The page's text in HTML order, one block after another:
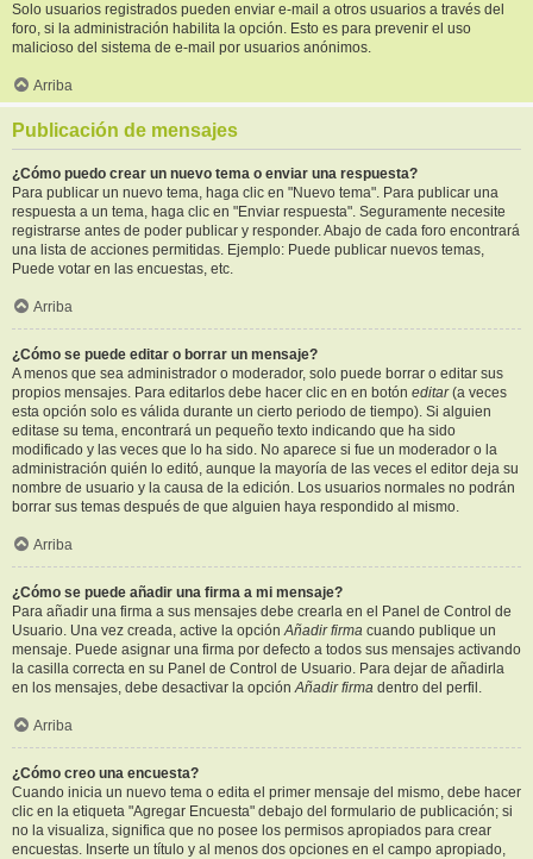
Solo usuarios registrados pueden enviar e-mail a otros usuarios a través del
foro, si la administración habilita la opción. Esto es para prevenir el uso
malicioso del sistema de e-mail por usuarios anónimos.
Arriba
Publicación de mensajes
¿Cómo puedo crear un nuevo tema o enviar una respuesta?
Para publicar un nuevo tema, haga clic en "Nuevo tema". Para publicar una
respuesta a un tema, haga clic en "Enviar respuesta". Seguramente necesite
registrarse antes de poder publicar y responder. Abajo de cada foro encontrará
una lista de acciones permitidas. Ejemplo: Puede publicar nuevos temas,
Puede votar en las encuestas, etc.
Arriba
¿Cómo se puede editar o borrar un mensaje?
A menos que sea administrador o moderador, solo puede borrar o editar sus
propios mensajes. Para editarlos debe hacer clic en en botón editar(a veces
esta opción solo es válida durante un cierto periodo de tiempo). Si alguien
editase su tema, encontrará un pequeño texto indicando que ha sido
modificado y las veces que lo ha sido. No aparece si fue un moderador o la
administración quién lo editó, aunque la mayoría de las veces el editor deja su
nombre de usuario y la causa de la edición. Los usuarios normales no podrán
borrar sus temas después de que alguien haya respondido al mismo.
Arriba
¿Cómo se puede añadir una firma a mi mensaje?
Para añadir una firma a sus mensajes debe crearla en el Panel de Control de
Usuario. Una vez creada, active la opciónAñadir firma cuando publique un
mensaje. Puede asignar una firma por defecto a todos sus mensajes activando
la casilla correcta en su Panel de Control de Usuario. Para dejar de añadirla
en los mensajes, debe desactivar la opciónAñadir firma dentro del perfil.
Arriba
¿Cómo creo una encuesta?
Cuando inicia un nuevo tema o edita el primer mensaje del mismo, debe hacer
clic en la etiqueta "Agregar Encuesta" debajo del formulario de publicación; si
no la visualiza, significa que no posee los permisos apropiados para crear
encuestas. Inserte un título y al menos dos opciones en el campo apropiado,